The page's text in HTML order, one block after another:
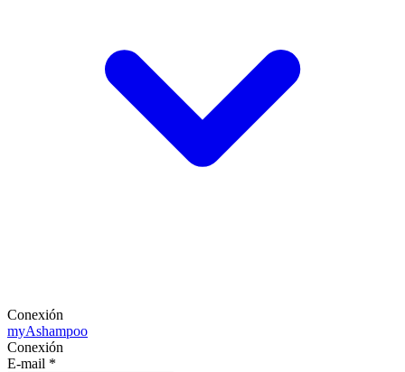
Conexión
myAshampoo
Conexión
E-mail *